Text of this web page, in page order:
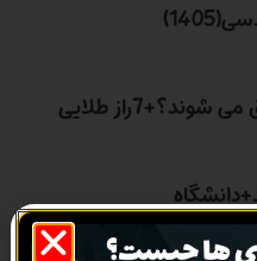
طلایی